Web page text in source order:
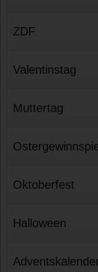
ZDF
Valentinstag
Muttertag
Oktoberfest
Halloween